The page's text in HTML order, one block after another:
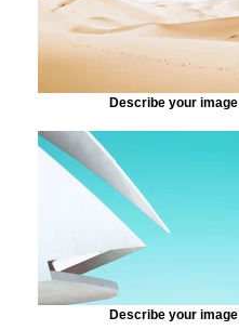
Describe your image
Describe your image